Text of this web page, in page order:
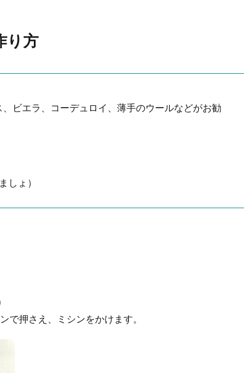
り方
ビエラ、コーデュロイ、薄手のウールなどがお勧
しょ）
で押さえ、ミシンをかけます。